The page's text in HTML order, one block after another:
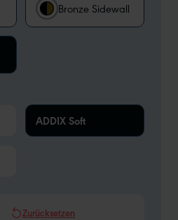
Bronze Sidewall
ADDIX Soft
Zurücksetzen